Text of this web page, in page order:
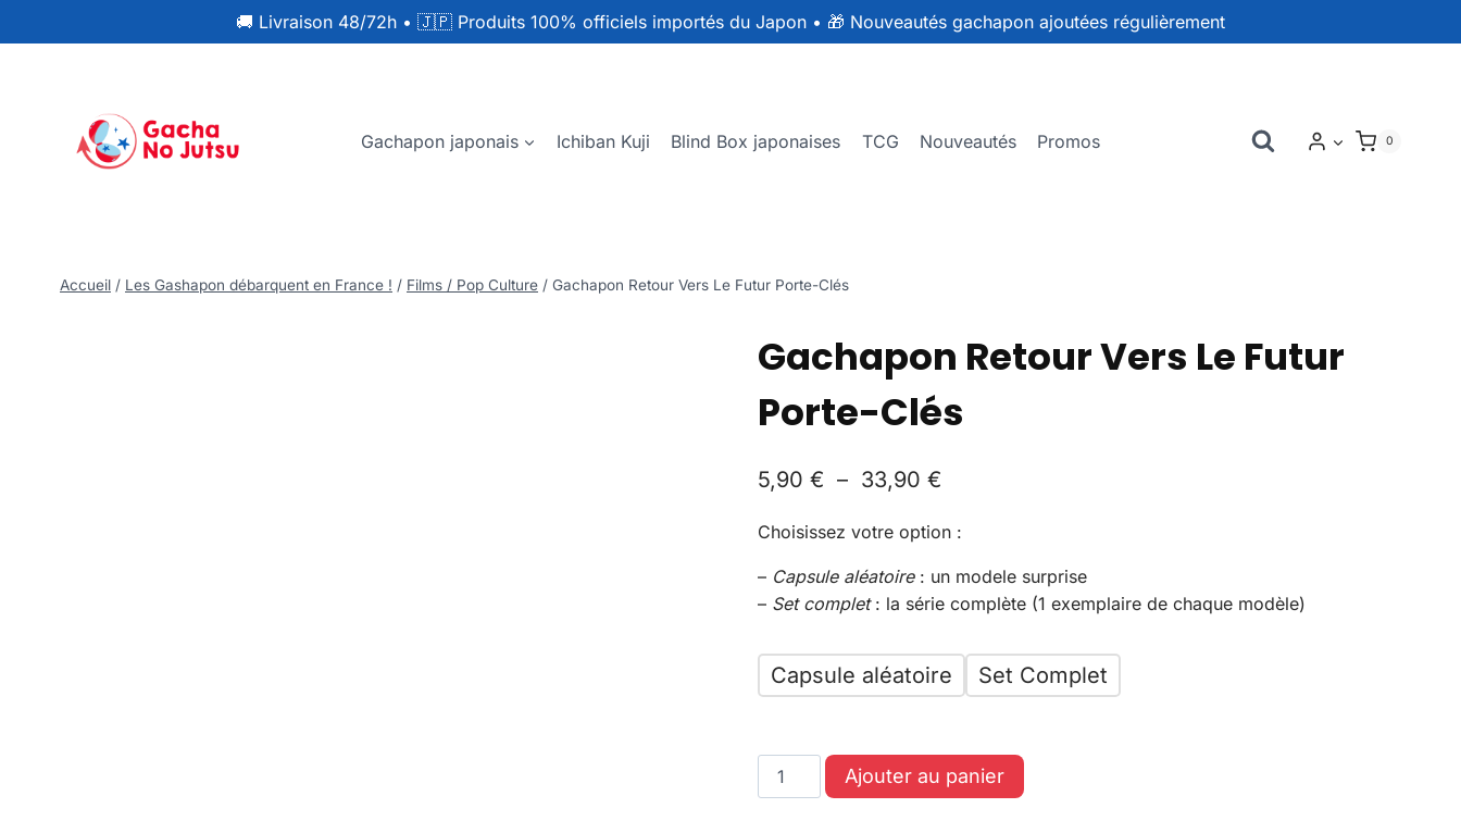
🚚 Livraison 48/72h • 🇯🇵 Produits 100% officiels importés du Japon • 🎁 Nouveautés gachapon ajoutées régulièrement
Gachapon japonais Ichiban Kuji Blind Box japonaises TCG Nouveautés Promos 0
Accueil / Les Gashapon débarquent en France ! / Films / Pop Culture / Gachapon Retour Vers Le Futur Porte-Clés
Gachapon Retour Vers Le Futur
Porte-Clés
5,90 € – 33,90 €
Choisissez votre option :
– Capsule aléatoire: un modele surprise
– Set complet: la série complète (1 exemplaire de chaque modèle)
Capsule aléatoire Set Complet
Ajouter au panier